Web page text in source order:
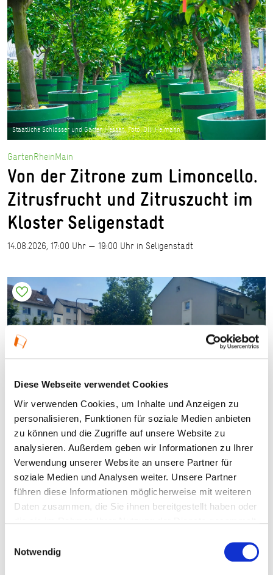
Diese Webseite verwendet Cookies
Wir verwenden Cookies, um Inhalte und Anzeigen zu
personalisieren, Funktionen für soziale Medien anbieten
zu können und die Zugriffe auf unsere Website zu
analysieren. Außerdem geben wir Informationen zu Ihrer
Verwendung unserer Website an unsere Partner für
soziale Medien und Analysen weiter. Unsere Partner
führen diese Informationen möglicherweise mit weiteren
Daten zusammen, die Sie ihnen bereitgestellt haben oder
Notwendig
Staatliche Schlösser und Gärten Hessen, Foto: Olli Heimann
GartenRheinMain
Von der Zitrone zum Limoncello.
Zitrusfrucht und Zitruszucht im
Kloster Seligenstadt
14.08.2026, 17:00 Uhr — 19:00 Uhr in Seligenstadt
GartenRheinMain
Haltbarmachen von Kräutern:
Sammeln, Trocknen, Destillieren
15.08.2026, 10:00 Uhr — 16:00 Uhr in Seligenstadt